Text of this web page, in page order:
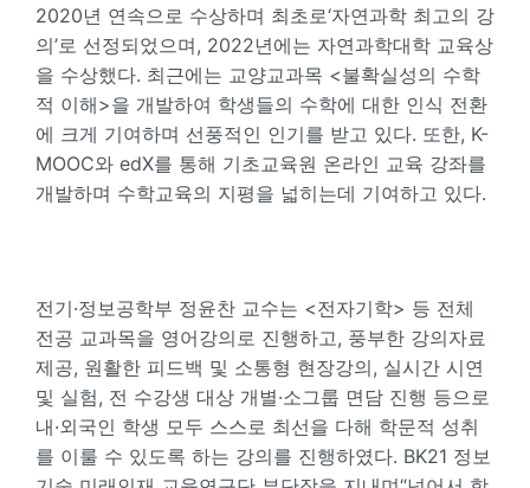
2020년 연속으로 수상하며 최초로‘자연과학 최고의 강
의’로 선정되었으며, 2022년에는 자연과학대학 교육상
을 수상했다. 최근에는 교양교과목 <불확실성의 수학
적 이해>을 개발하여 학생들의 수학에 대한 인식 전환
에 크게 기여하며 선풍적인 인기를 받고 있다. 또한, K-
MOOC와 edX를 통해 기초교육원 온라인 교육 강좌를
개발하며 수학교육의 지평을 넓히는데 기여하고 있다.
전기·정보공학부 정윤찬 교수는 <전자기학> 등 전체
전공 교과목을 영어강의로 진행하고, 풍부한 강의자료
제공, 원활한 피드백 및 소통형 현장강의, 실시간 시연
및 실험, 전 수강생 대상 개별·소그룹 면담 진행 등으로
내·외국인 학생 모두 스스로 최선을 다해 학문적 성취
를 이룰 수 있도록 하는 강의를 진행하였다. BK21 정보